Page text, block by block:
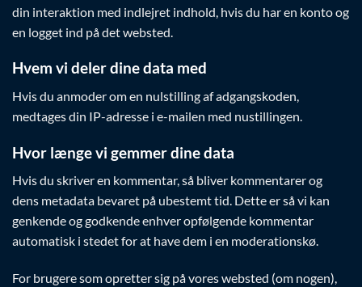
din interaktion med indlejret indhold, hvis du har en konto og
en logget ind på det websted.
Hvem vi deler dine data med
Hvis du anmoder om en nulstilling af adgangskoden,
medtages din IP-adresse i e-mailen med nustillingen.
Hvor længe vi gemmer dine data
Hvis du skriver en kommentar, så bliver kommentarer og
dens metadata bevaret på ubestemt tid. Dette er så vi kan
genkende og godkende enhver opfølgende kommentar
automatisk i stedet for at have dem i en moderationskø.
For brugere som opretter sig på vores websted (om nogen),